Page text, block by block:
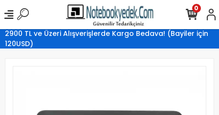
2900 TL ve Üzeri Alışverişlerde Kargo Bedava! (Bayiler için
120USD)
0